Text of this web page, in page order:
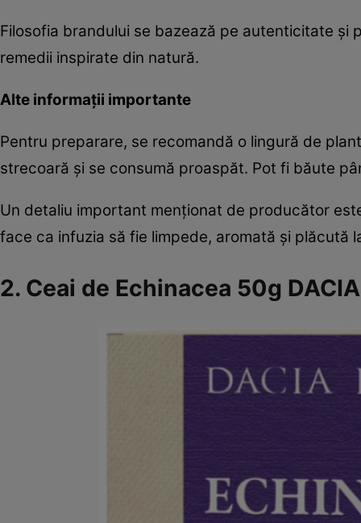
Filosofia brandului se bazează pe autenticitate
remedii inspirate din natură.
Alte informații importante
Pentru preparare, se recomandă o lingură de
strecoară și se consumă proaspăt. Pot fi băute
Un detaliu important menționat de producător
face ca infuzia să fie limpede, aromată și plăcută
2. Ceai de Echinacea 50g